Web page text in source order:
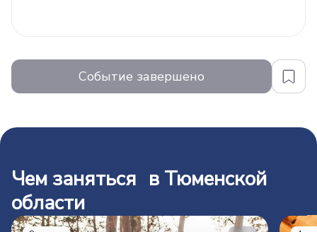
Событие завершено
Чем заняться в Тюменской
области